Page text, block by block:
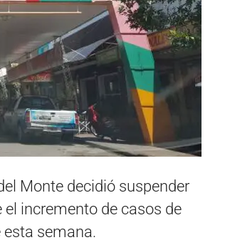
Monte decidió suspender
incremento de casos de
esta semana.